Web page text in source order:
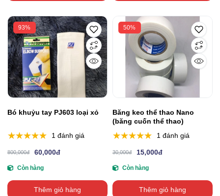
93%
Bó khuỷu tay PJ603 loại xỏ
1 đánh giá
800,000đ 60,000đ
Còn hàng
Thêm giỏ hàng
50%
Băng keo thể thao Nano
(băng cuốn thể thao)
1 đánh giá
30,000đ 15,000đ
Còn hàng
Thêm giỏ hàng